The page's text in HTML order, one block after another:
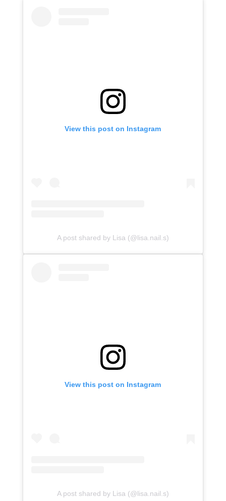
View this post on Instagram
A post shared by Lisa (@lisa.nail.s)
View this post on Instagram
A post shared by Lisa (@lisa.nail.s)